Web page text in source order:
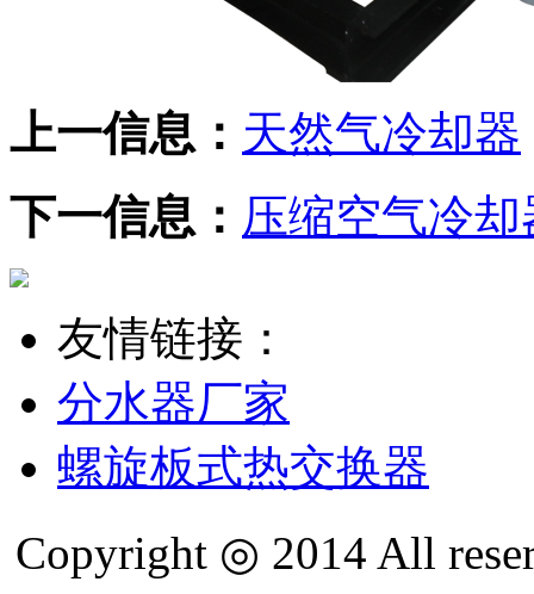
上一信息： 天然气冷却器
下一信息： 压缩空气冷却
友情链接：
分水器厂家
螺旋板式热交换器
Copyright ◎ 2014 All